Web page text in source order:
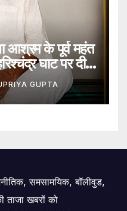
आश्रम के पूर्व महंत
घाट पर दी
GUPTA
समसामयिक, बॉलीवुड,
ताजा खबरों को